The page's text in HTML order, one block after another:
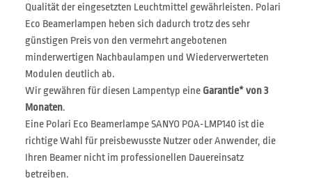
Qualität der eingesetzten Leuchtmittel gewährleisten. Polari
Eco Beamerlampen heben sich dadurch trotz des sehr
günstigen Preis von den vermehrt angebotenen
minderwertigen Nachbaulampen und Wiederverwerteten
Modulen deutlich ab.
Wir gewähren für diesen Lampentyp eine Garantie* von 3
Monaten.
Eine Polari Eco Beamerlampe SANYO POA-LMP140 ist die
richtige Wahl für preisbewusste Nutzer oder Anwender, die
Ihren Beamer nicht im professionellen Dauereinsatz
betreiben.